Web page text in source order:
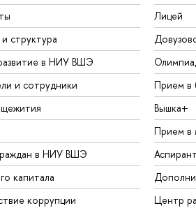
структура
в НИУ ВШЭ
и сотрудники
в НИУ ВШЭ
капитала
коррупции
Лицей
Прием в
Вышка+
Прием в
Центр